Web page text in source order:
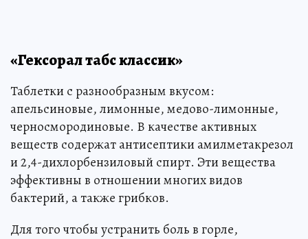
«Гексорал табс классик»
Таблетки с разнообразным вкусом:
апельсиновые, лимонные, медово-лимонные,
черносмородиновые. В качестве активных
веществ содержат антисептики амилметакрезол
и 2,4-дихлорбензиловый спирт. Эти вещества
эффективны в отношении многих видов
бактерий, а также грибков.
Для того чтобы устранить боль в горле,